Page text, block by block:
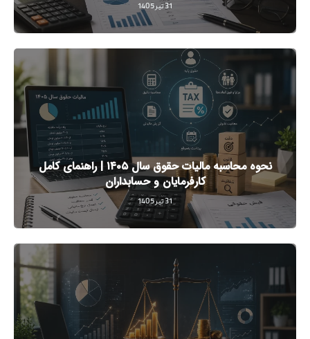
31 تیر 1405
نحوه محاسبه مالیات حقوق سال ۱۴۰۵ | راهنمای کامل
کارفرمایان و حسابداران
31 تیر 1405